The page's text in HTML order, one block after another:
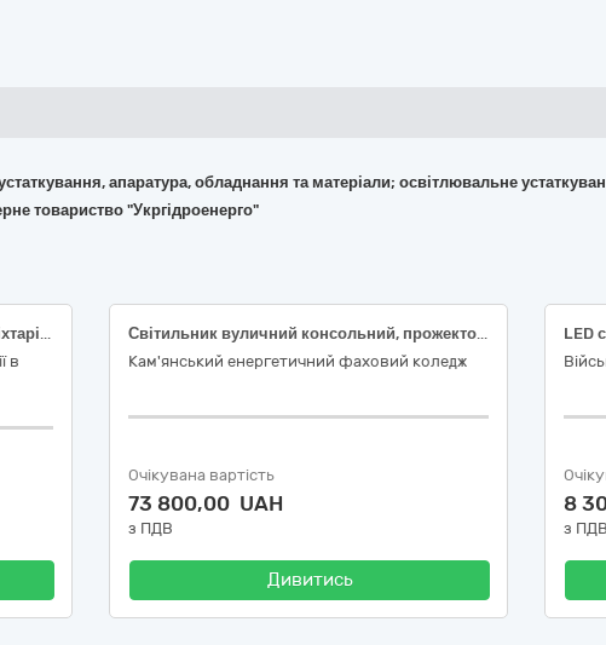
устаткування, апаратура, обладнання та матеріали; освітлювальне
товариство "Укргідроенерго"
Ліхтарі Olight Baldr Mini, green laser та ліхтарі Olight Odin за кодом ДК 021:2015: 31520000-7 - Світильники та освітлювальна арматура
в
Світильник вуличний консольний, прожектор промисловий
Кам'янський енергетичний фаховий коледж
Очікувана вартість
73 800,00 UAH
з ПДВ
Дивитись
LED
8
з ПДВ